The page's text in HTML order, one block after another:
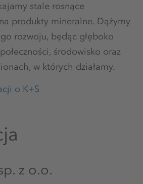
stale rosnące
produkty mineralne. Dążymy
rozwoju, będąc głęboko
środowisko oraz
w których działamy.
o K+S
z o.o.